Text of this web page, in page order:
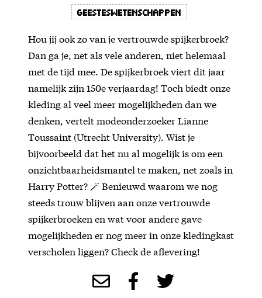
geesteswetenschappen
Hou jij ook zo van je vertrouwde spijkerbroek?
Dan ga je, net als vele anderen, niet helemaal
met de tijd mee. De spijkerbroek viert dit jaar
namelijk zijn 150e verjaardag! Toch biedt onze
kleding al veel meer mogelijkheden dan we
denken, vertelt modeonderzoeker Lianne
Toussaint (Utrecht University). Wist je
bijvoorbeeld dat het nu al mogelijk is om een
onzichtbaarheidsmantel te maken, net zoals in
Harry Potter? 🪄 Benieuwd waarom we nog
steeds trouw blijven aan onze vertrouwde
spijkerbroeken en wat voor andere gave
mogelijkheden er nog meer in onze kledingkast
verscholen liggen? Check de aflevering!